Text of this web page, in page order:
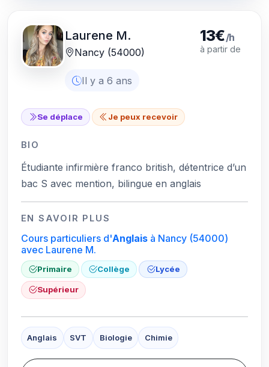
Laurene M.
Nancy (54000)
Il y a 6 ans
13€/h
à partir de
Se déplace Je peux recevoir
BIO
Étudiante infirmière franco british, détentrice d’un
bac S avec mention, bilingue en anglais
EN SAVOIR PLUS
Cours particuliers d'Anglaisà Nancy (54000)
avec Laurene M.
Primaire Collège Lycée
Supérieur
Anglais SVT Biologie Chimie